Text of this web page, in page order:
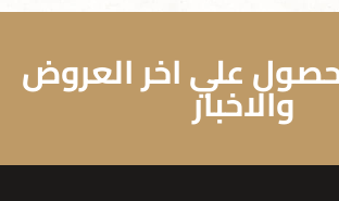
علي اخر العروض
والاخبار